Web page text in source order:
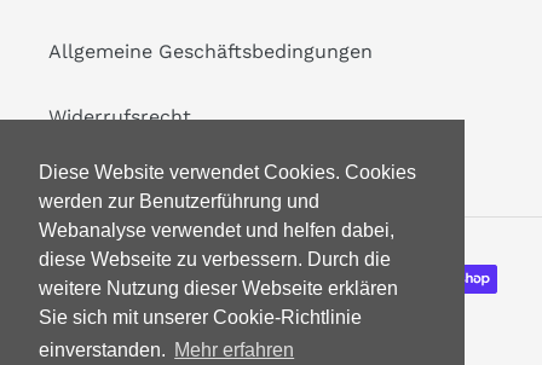
Diese Website verwendet Cookies. Cookies
werden zur Benutzerführung und
Webanalyse verwendet und helfen dabei,
diese Webseite zu verbessern. Durch die
weitere Nutzung dieser Webseite erklären
Sie sich mit unserer Cookie-Richtlinie
einverstanden. Mehr erfahren
Allgemeine Geschäftsbedingungen
Widerrufsrecht
Zahlungsarten